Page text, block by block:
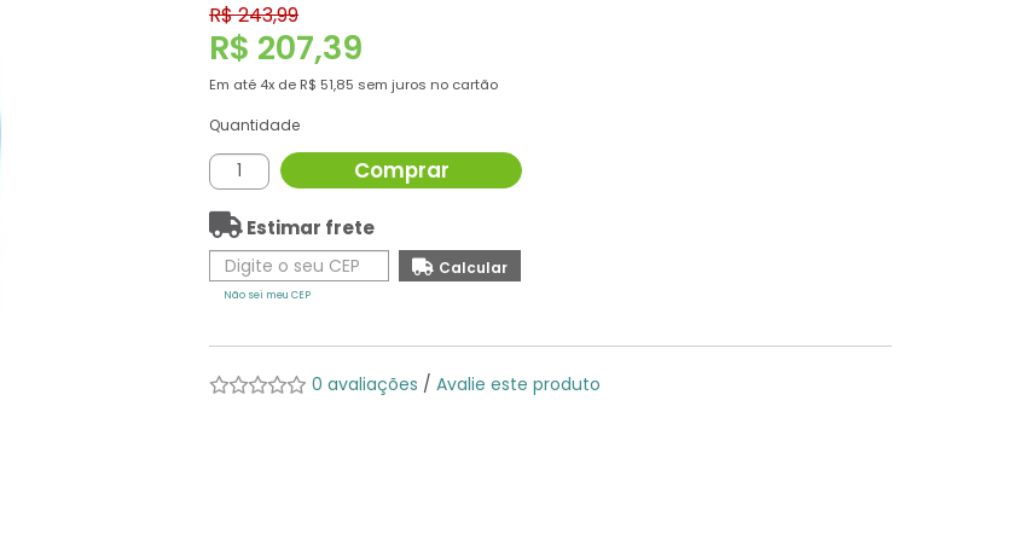
R$ 243,99
R$ 207,39
Em até 4x de R$ 51,85 sem juros no cartão
Quantidade
Comprar
Estimar frete
Não sei meu CEP
0 avaliações / Avalie este produto